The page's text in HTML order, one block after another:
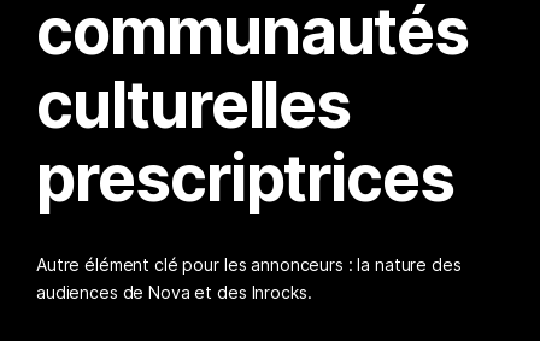
communautés
culturelles
prescriptrices
Autre élément clé pour les annonceurs : la nature des
audiences de Nova et des Inrocks.